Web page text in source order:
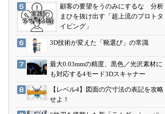
顧客の要望をうのみにするな 分析
まひを抜け出す「超上流のプロトタ
イピング」
3D技術が変えた「靴選び」の常識
最大0.03mmの精度、黒色／光沢素材に
も対応する4モード3Dスキャナー
【レベル4】図面の穴寸法の表記を攻略
せよ！